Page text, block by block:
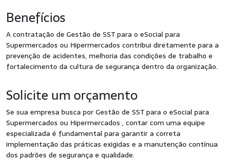
Benefícios
A contratação de Gestão de SST para o eSocial para
Supermercados ou Hipermercados contribui diretamente para a
prevenção de acidentes, melhoria das condições de trabalho e
fortalecimento da cultura de segurança dentro da organização.
Solicite um orçamento
Se sua empresa busca por Gestão de SST para o eSocial para
Supermercados ou Hipermercados , contar com uma equipe
especializada é fundamental para garantir a correta
implementação das práticas exigidas e a manutenção contínua
dos padrões de segurança e qualidade.